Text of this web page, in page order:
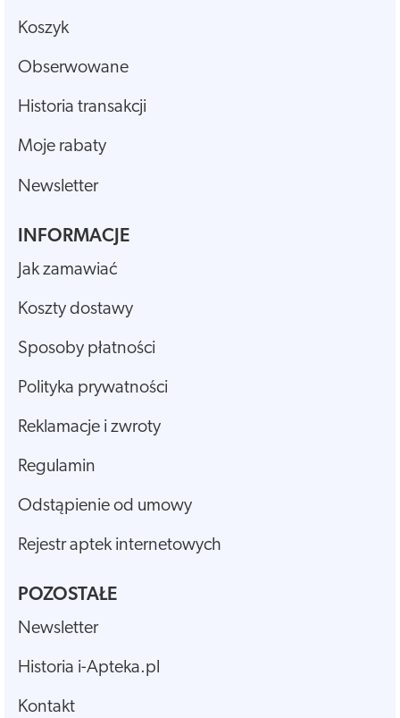
Koszyk
Obserwowane
Historia transakcji
Moje rabaty
Newsletter
INFORMACJE
Jak zamawiać
Koszty dostawy
Sposoby płatności
Polityka prywatności
Reklamacje i zwroty
Regulamin
Odstąpienie od umowy
Rejestr aptek internetowych
POZOSTAŁE
Newsletter
Historia i-Apteka.pl
Kontakt